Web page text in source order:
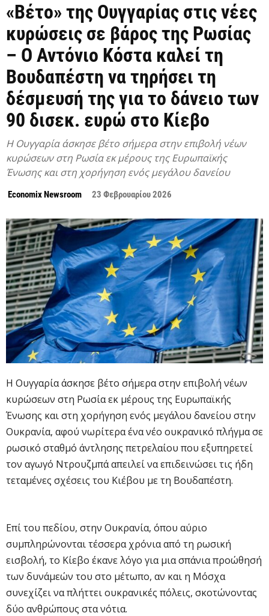
«Βέτο» της Ουγγαρίας στις νέες
κυρώσεις σε βάρος της Ρωσίας
– Ο Αντόνιο Κόστα καλεί τη
Βουδαπέστη να τηρήσει τη
δέσμευσή της για το δάνειο των
90 δισεκ. ευρώ στο Κίεβο
Η Ουγγαρία άσκησε βέτο σήμερα στην επιβολή νέων
κυρώσεων στη Ρωσία εκ μέρους της Ευρωπαϊκής
Ένωσης και στη χορήγηση ενός μεγάλου δανείου
Economix Newsroom 23 Φεβρουαρίου 2026
Η Ουγγαρία άσκησε βέτο σήμερα στην επιβολή νέων
κυρώσεων στη Ρωσία εκ μέρους της Ευρωπαϊκής
Ένωσης και στη χορήγηση ενός μεγάλου δανείου στην
Ουκρανία, αφού νωρίτερα ένα νέο ουκρανικό πλήγμα σε
ρωσικό σταθμό άντλησης πετρελαίου που εξυπηρετεί
τον αγωγό Ντρουζμπά απειλεί να επιδεινώσει τις ήδη
τεταμένες σχέσεις του Κιέβου με τη Βουδαπέστη.
Επί του πεδίου, στην Ουκρανία, όπου αύριο
συμπληρώνονται τέσσερα χρόνια από τη ρωσική
εισβολή, το Κίεβο έκανε λόγο για μια σπάνια προώθησή
των δυνάμεών του στο μέτωπο, αν και η Μόσχα
συνεχίζει να πλήττει ουκρανικές πόλεις, σκοτώνοντας
δύο ανθρώπους στα νότια.